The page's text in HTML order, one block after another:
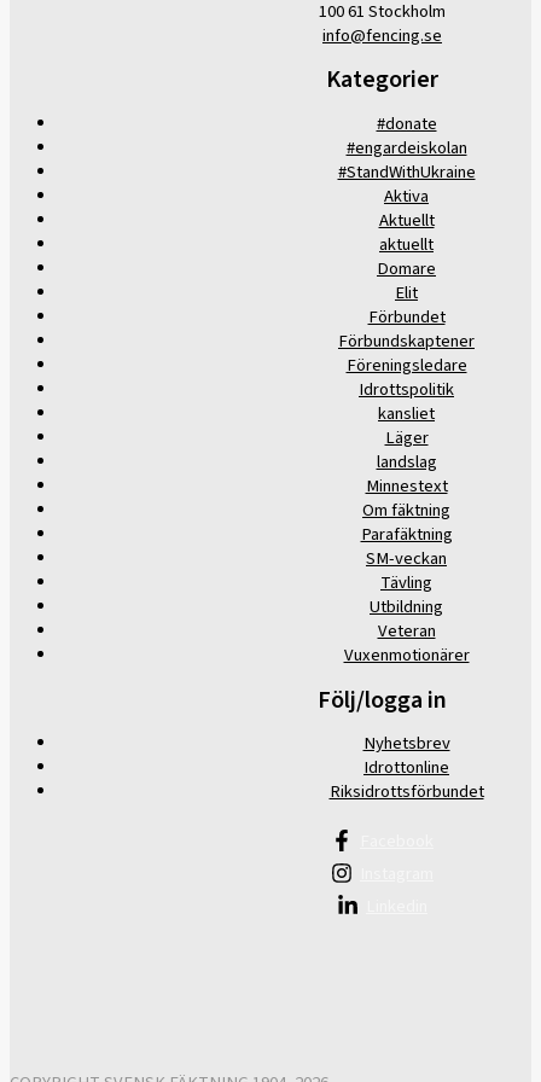
100 61 Stockholm
info@fencing.se
Kategorier
#donate
#engardeiskolan
#StandWithUkraine
Aktiva
Aktuellt
aktuellt
Domare
Elit
Förbundet
Förbundskaptener
Föreningsledare
Idrottspolitik
kansliet
Läger
landslag
Minnestext
Om fäktning
Parafäktning
SM-veckan
Tävling
Utbildning
Veteran
Vuxenmotionärer
Följ/logga in
Nyhetsbrev
Idrottonline
Riksidrottsförbundet